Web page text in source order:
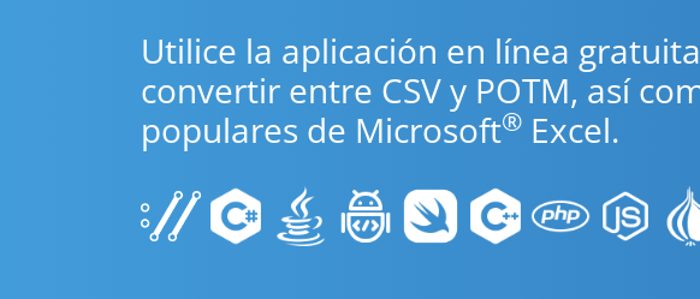
Utilice la aplicación en línea
convertir entre CSV y POTM, así
populares de Microsoft® Excel.